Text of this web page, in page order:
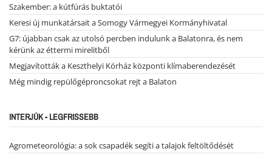
Szakember: a kútfúrás buktatói
Keresi új munkatársait a Somogy Vármegyei Kormányhivatal
G7: újabban csak az utolsó percben indulunk a Balatonra, és nem
kérünk az éttermi mirelitből
Megjavították a Keszthelyi Kórház központi klímaberendezését
Még mindig repülőgéproncsokat rejt a Balaton
INTERJÚK - LEGFRISSEBB
Agrometeorológia: a sok csapadék segíti a talajok feltöltődését